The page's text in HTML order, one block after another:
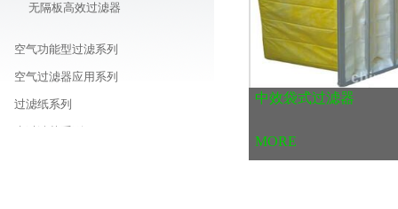
无隔板高效过滤器
空气功能型过滤系列
空气过滤器应用系列
过滤纸系列 中效袋式过滤器
MORE